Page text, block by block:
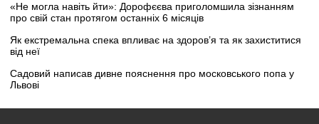
«Не могла навіть йти»: Дорофєєва приголомшила зізнанням
про свій стан протягом останніх 6 місяців
Як екстремальна спека впливає на здоров’я та як захиститися
від неї
Садовий написав дивне пояснення про московського попа у
Львові